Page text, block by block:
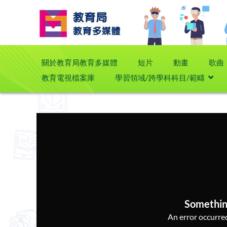
關於教育局教育多媒體 短片 動畫
歌曲
教育電視檔案庫
學習領域/跨學科科目/範疇
An error